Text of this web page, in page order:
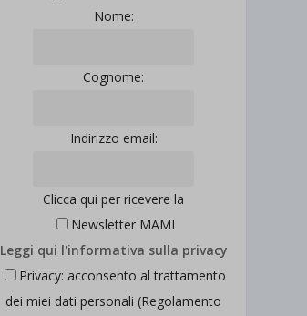
Nome:
Cognome:
Indirizzo email:
Clicca qui per ricevere la
Newsletter MAMI
Leggi qui l'informativa sulla privacy
Privacy: acconsento al trattamento
dei miei dati personali (Regolamento